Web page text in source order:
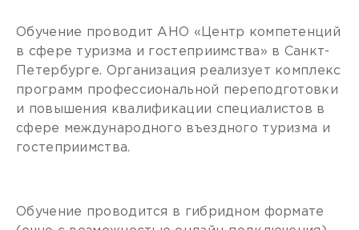
Обучение проводит АНО «Центр компетенций
в сфере туризма и гостеприимства» в Санкт-
Петербурге. Организация реализует комплекс
программ профессиональной переподготовки
и повышения квалификации специалистов в
сфере международного въездного туризма и
гостеприимства.
Обучение проводится в гибридном формате